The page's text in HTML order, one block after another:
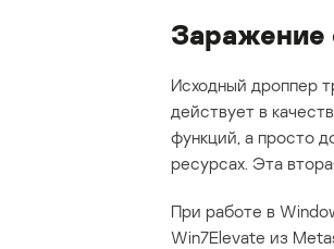
Заражение
Исходный дроппер
действует в
функций, а просто
ресурсах. Эта
При работе в
Win7Elevate из